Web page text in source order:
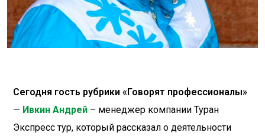
Сегодня гость рубрики «Говорят профессионалы»
— Ивкин Андрей – менеджер компании Туран
Экспресс тур, который рассказал о деятельности